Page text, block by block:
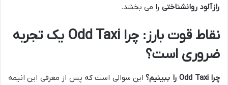
رازآلود روانشناختی را می بخشد.
نقاط قوت بارز: چرا Odd Taxi یک تجربه
ضروری است؟
چرا Odd Taxi را ببینیم؟
این سوالی است که پس از معرفی این انیمه